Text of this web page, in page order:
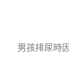
男孩排尿時